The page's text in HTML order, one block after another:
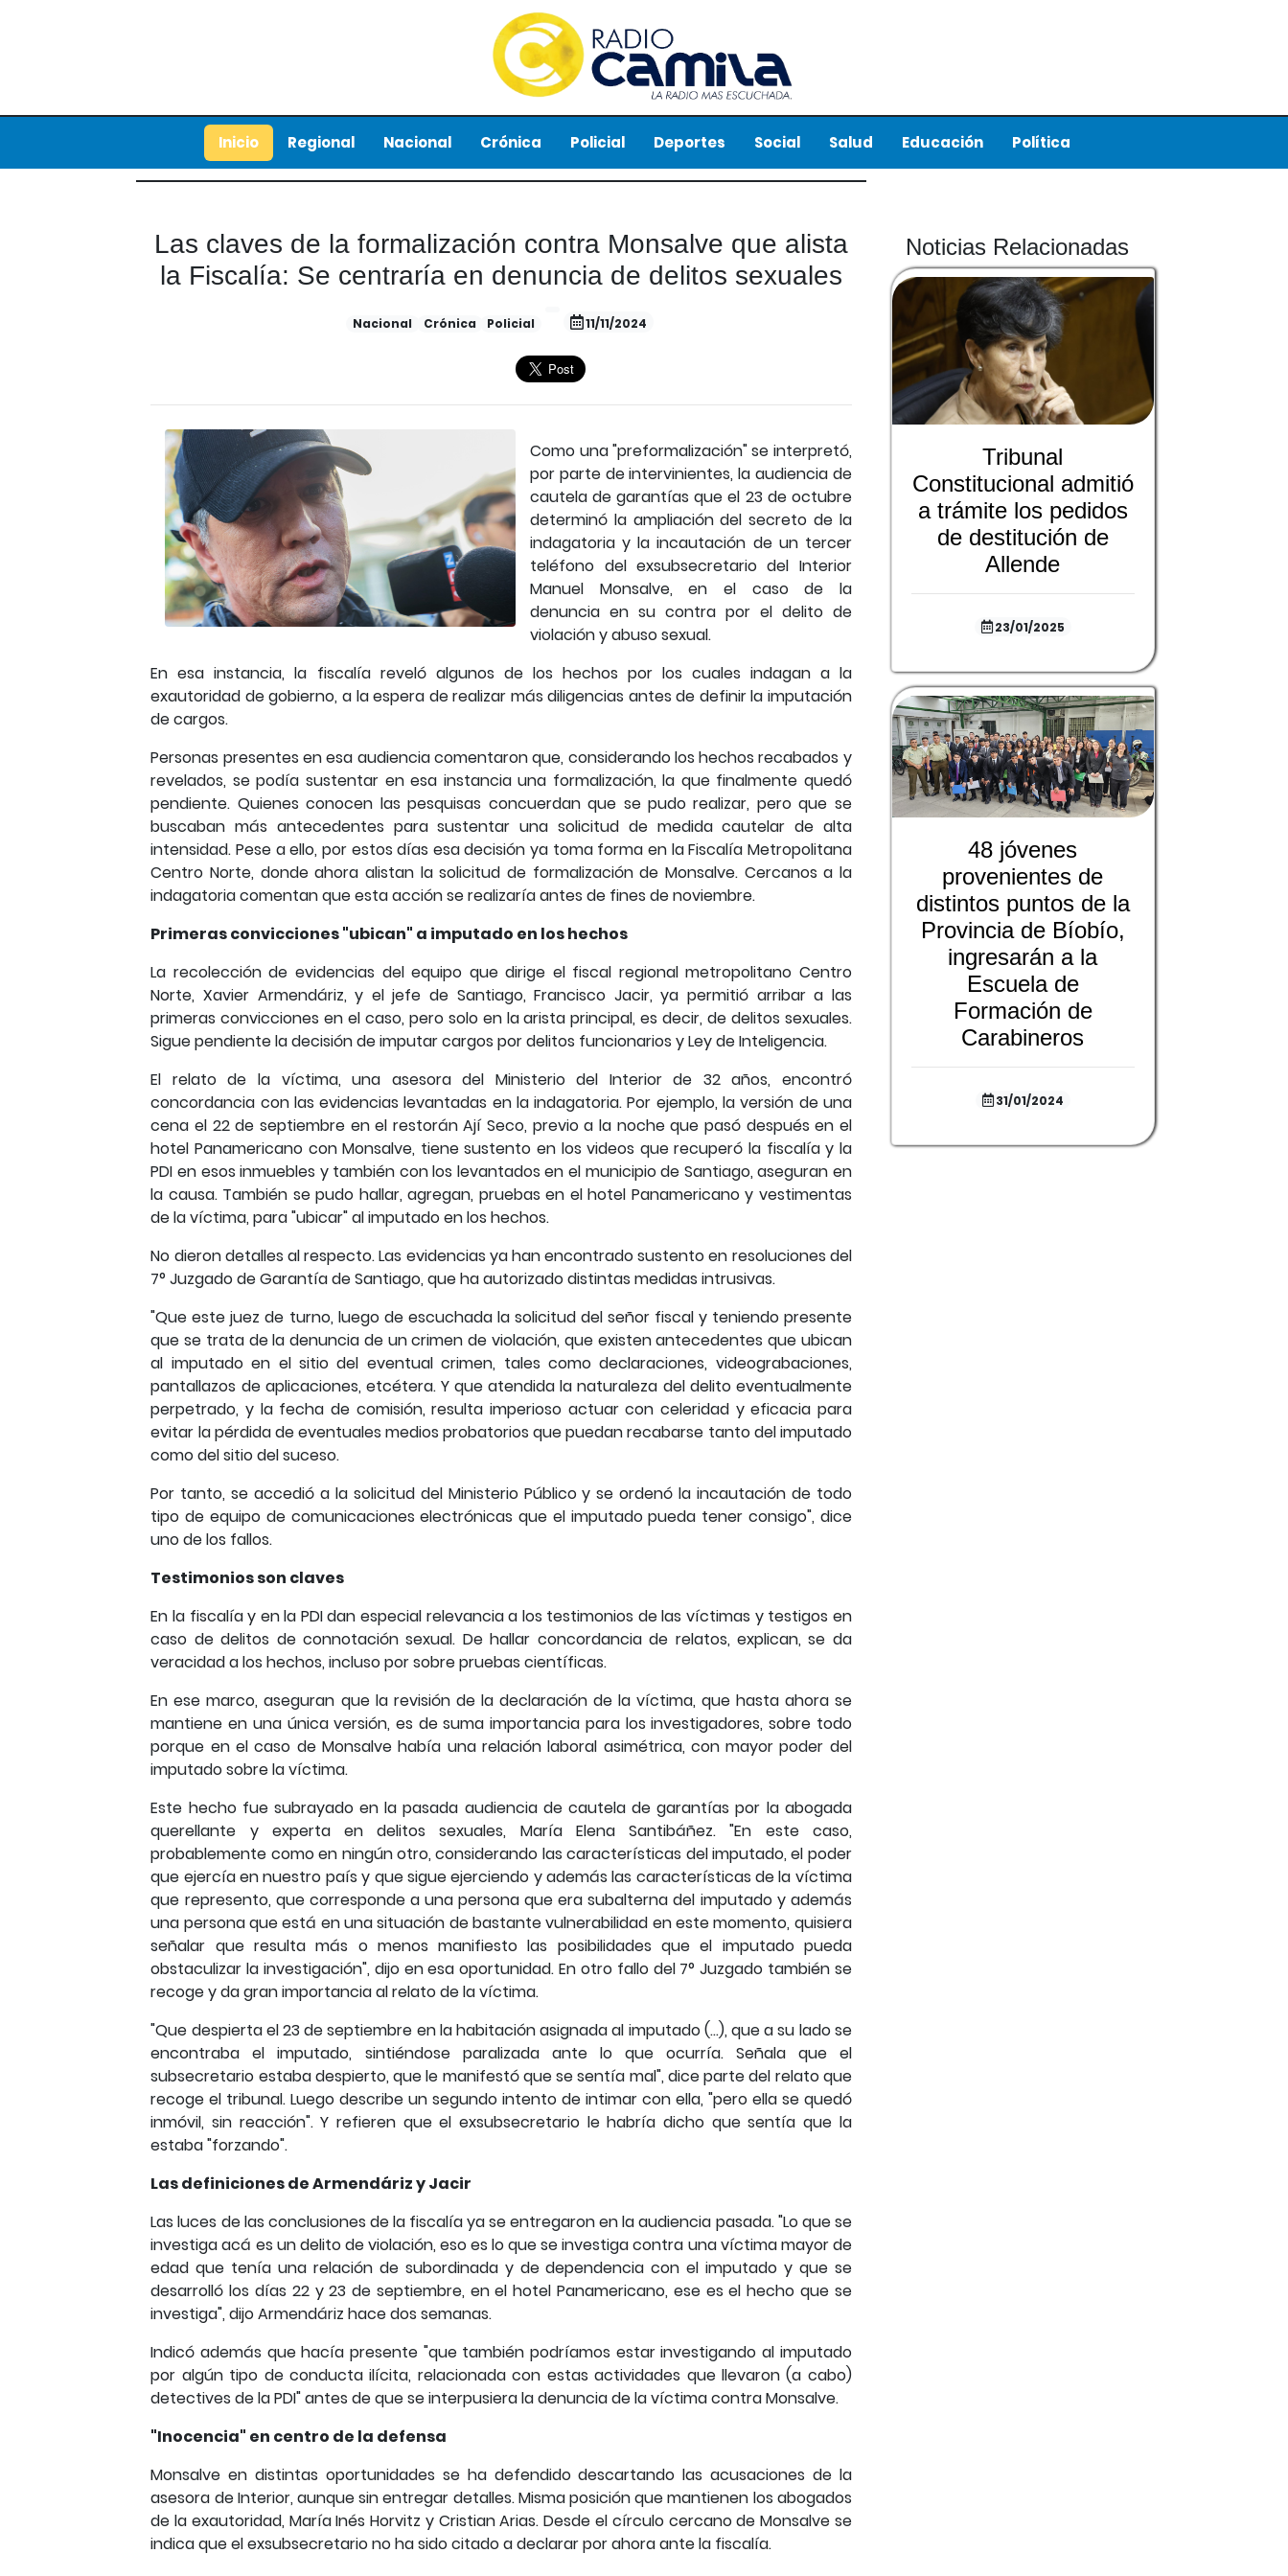
Inicio Regional Nacional Crónica Policial Deportes Social Salud Educación Política
Las claves de la formalización contra Monsalve que alista
la Fiscalía: Se centraría en denuncia de delitos sexuales
Nacional Crónica Policial 11/11/2024
Como una "preformalización" se interpretó,
por parte de intervinientes, la audiencia de
cautela de garantías que el 23 de octubre
determinó la ampliación del secreto de la
indagatoria y la incautación de un tercer
teléfono del exsubsecretario del Interior
Manuel Monsalve, en el caso de la
denuncia en su contra por el delito de
violación y abuso sexual.
En esa instancia, la fiscalía reveló algunos de los hechos por los cuales indagan a la
exautoridad de gobierno, a la espera de realizar más diligencias antes de definir la imputación
de cargos.
Personas presentes en esa audiencia comentaron que, considerando los hechos recabados y
revelados, se podía sustentar en esa instancia una formalización, la que finalmente quedó
pendiente. Quienes conocen las pesquisas concuerdan que se pudo realizar, pero que se
buscaban más antecedentes para sustentar una solicitud de medida cautelar de alta
intensidad. Pese a ello, por estos días esa decisión ya toma forma en la Fiscalía Metropolitana
Centro Norte, donde ahora alistan la solicitud de formalización de Monsalve. Cercanos a la
indagatoria comentan que esta acción se realizaría antes de fines de noviembre.
Primeras convicciones "ubican" a imputado en los hechos
La recolección de evidencias del equipo que dirige el fiscal regional metropolitano Centro
Norte, Xavier Armendáriz, y el jefe de Santiago, Francisco Jacir, ya permitió arribar a las
primeras convicciones en el caso, pero solo en la arista principal, es decir, de delitos sexuales.
Sigue pendiente la decisión de imputar cargos por delitos funcionarios y Ley de Inteligencia.
El relato de la víctima, una asesora del Ministerio del Interior de 32 años, encontró
concordancia con las evidencias levantadas en la indagatoria. Por ejemplo, la versión de una
cena el 22 de septiembre en el restorán Ají Seco, previo a la noche que pasó después en el
hotel Panamericano con Monsalve, tiene sustento en los videos que recuperó la fiscalía y la
PDI en esos inmuebles y también con los levantados en el municipio de Santiago, aseguran en
la causa. También se pudo hallar, agregan, pruebas en el hotel Panamericano y vestimentas
de la víctima, para "ubicar" al imputado en los hechos.
No dieron detalles al respecto. Las evidencias ya han encontrado sustento en resoluciones del
7° Juzgado de Garantía de Santiago, que ha autorizado distintas medidas intrusivas.
"Que este juez de turno, luego de escuchada la solicitud del señor fiscal y teniendo presente
que se trata de la denuncia de un crimen de violación, que existen antecedentes que ubican
al imputado en el sitio del eventual crimen, tales como declaraciones, videograbaciones,
pantallazos de aplicaciones, etcétera. Y que atendida la naturaleza del delito eventualmente
perpetrado, y la fecha de comisión, resulta imperioso actuar con celeridad y eficacia para
evitar la pérdida de eventuales medios probatorios que puedan recabarse tanto del imputado
como del sitio del suceso.
Por tanto, se accedió a la solicitud del Ministerio Público y se ordenó la incautación de todo
tipo de equipo de comunicaciones electrónicas que el imputado pueda tener consigo", dice
uno de los fallos.
Testimonios son claves
En la fiscalía y en la PDI dan especial relevancia a los testimonios de las víctimas y testigos en
caso de delitos de connotación sexual. De hallar concordancia de relatos, explican, se da
veracidad a los hechos, incluso por sobre pruebas científicas.
En ese marco, aseguran que la revisión de la declaración de la víctima, que hasta ahora se
mantiene en una única versión, es de suma importancia para los investigadores, sobre todo
porque en el caso de Monsalve había una relación laboral asimétrica, con mayor poder del
imputado sobre la víctima.
Este hecho fue subrayado en la pasada audiencia de cautela de garantías por la abogada
querellante y experta en delitos sexuales, María Elena Santibáñez. "En este caso,
probablemente como en ningún otro, considerando las características del imputado, el poder
que ejercía en nuestro país y que sigue ejerciendo y además las características de la víctima
que represento, que corresponde a una persona que era subalterna del imputado y además
una persona que está en una situación de bastante vulnerabilidad en este momento, quisiera
señalar que resulta más o menos manifiesto las posibilidades que el imputado pueda
obstaculizar la investigación", dijo en esa oportunidad. En otro fallo del 7° Juzgado también se
recoge y da gran importancia al relato de la víctima.
"Que despierta el 23 de septiembre en la habitación asignada al imputado (...), que a su lado se
encontraba el imputado, sintiéndose paralizada ante lo que ocurría. Señala que el
subsecretario estaba despierto, que le manifestó que se sentía mal", dice parte del relato que
recoge el tribunal. Luego describe un segundo intento de intimar con ella, "pero ella se quedó
inmóvil, sin reacción". Y refieren que el exsubsecretario le habría dicho que sentía que la
estaba "forzando".
Las definiciones de Armendáriz y Jacir
Las luces de las conclusiones de la fiscalía ya se entregaron en la audiencia pasada. "Lo que se
investiga acá es un delito de violación, eso es lo que se investiga contra una víctima mayor de
edad que tenía una relación de subordinada y de dependencia con el imputado y que se
desarrolló los días 22 y 23 de septiembre, en el hotel Panamericano, ese es el hecho que se
investiga", dijo Armendáriz hace dos semanas.
Indicó además que hacía presente "que también podríamos estar investigando al imputado
por algún tipo de conducta ilícita, relacionada con estas actividades que llevaron (a cabo)
detectives de la PDI" antes de que se interpusiera la denuncia de la víctima contra Monsalve.
"Inocencia" en centro de la defensa
Monsalve en distintas oportunidades se ha defendido descartando las acusaciones de la
asesora de Interior, aunque sin entregar detalles. Misma posición que mantienen los abogados
de la exautoridad, María Inés Horvitz y Cristian Arias. Desde el círculo cercano de Monsalve se
indica que el exsubsecretario no ha sido citado a declarar por ahora ante la fiscalía.
Noticias Relacionadas
Tribunal
Constitucional admitió
a trámite los pedidos
de destitución de
Allende
23/01/2025
48 jóvenes
provenientes de
distintos puntos de la
Provincia de Bíobío,
ingresarán a la
Escuela de
Formación de
Carabineros
31/01/2024